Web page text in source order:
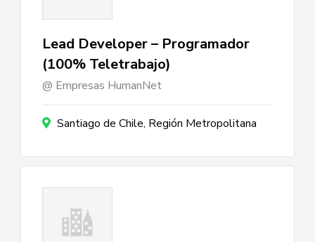
Lead Developer – Programador
(100% Teletrabajo)
Empresas HumanNet
Santiago de Chile, Región Metropolitana